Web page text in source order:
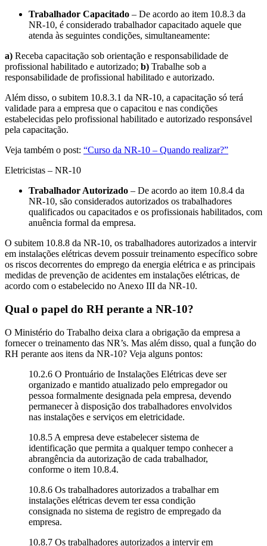
Trabalhador Capacitado – De acordo ao item 10.8.3 da
NR-10, é considerado trabalhador capacitado aquele que
atenda às seguintes condições, simultaneamente:
a) Receba capacitação sob orientação e responsabilidade de
profissional habilitado e autorizado; b) Trabalhe sob a
responsabilidade de profissional habilitado e autorizado.
Além disso, o subitem 10.8.3.1 da NR-10, a capacitação só terá
validade para a empresa que o capacitou e nas condições
estabelecidas pelo profissional habilitado e autorizado responsável
pela capacitação.
Veja também o post: “Curso da NR-10 – Quando realizar?”
Eletricistas – NR-10
Trabalhador Autorizado – De acordo ao item 10.8.4 da
NR-10, são considerados autorizados os trabalhadores
qualificados ou capacitados e os profissionais habilitados, com
anuência formal da empresa.
O subitem 10.8.8 da NR-10, os trabalhadores autorizados a intervir
em instalações elétricas devem possuir treinamento específico sobre
os riscos decorrentes do emprego da energia elétrica e as principais
medidas de prevenção de acidentes em instalações elétricas, de
acordo com o estabelecido no Anexo III da NR-10.
Qual o papel do RH perante a NR-10?
O Ministério do Trabalho deixa clara a obrigação da empresa a
fornecer o treinamento das NR’s. Mas além disso, qual a função do
RH perante aos itens da NR-10? Veja alguns pontos:
10.2.6 O Prontuário de Instalações Elétricas deve ser
organizado e mantido atualizado pelo empregador ou
pessoa formalmente designada pela empresa, devendo
permanecer à disposição dos trabalhadores envolvidos
nas instalações e serviços em eletricidade.
10.8.5 A empresa deve estabelecer sistema de
identificação que permita a qualquer tempo conhecer a
abrangência da autorização de cada trabalhador,
conforme o item 10.8.4.
10.8.6 Os trabalhadores autorizados a trabalhar em
instalações elétricas devem ter essa condição
consignada no sistema de registro de empregado da
empresa.
10.8.7 Os trabalhadores autorizados a intervir em